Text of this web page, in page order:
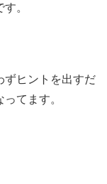
。
ずヒントを出すだ
てます。